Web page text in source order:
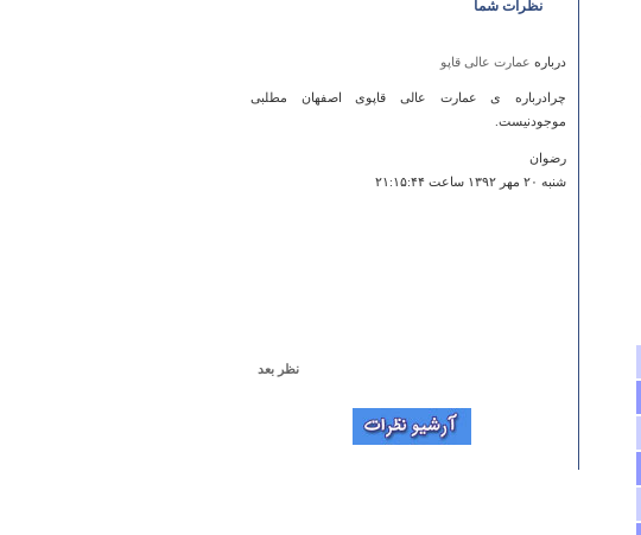
نظرات شما
درباره عمارت عالی قاپو
چرادرباره ی عمارت عالی قاپوی اصفهان مطلبی
موجودنیست.
رضوان
شنبه ۲۰ مهر ۱۳۹۲ ساعت ۲۱:۱۵:۴۴
لطفا به نظرات پيام گذران توجه كنيد و مطالبات آنها را به
نظر بعد